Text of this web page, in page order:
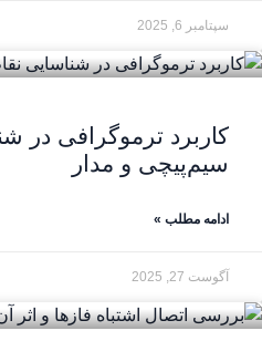
سپتامبر 6, 2025
کاربرد ترموگرافی در
سیم‌پیچی و مدار
ادامه مطلب »
آگوست 27, 2025